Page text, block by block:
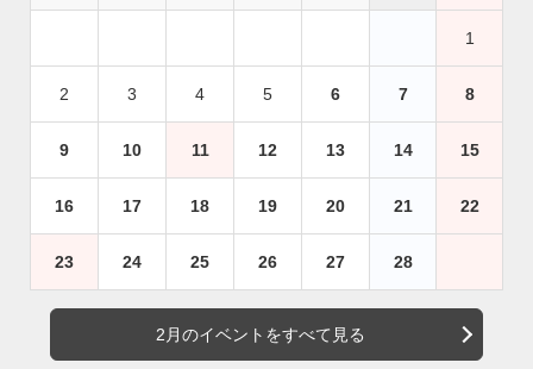
1
2 3 4 5 6 7 8
9 10 11 12 13 14 15
16 17 18 19 20 21 22
23 24 25 26 27 28
2月のイベントをすべて見る